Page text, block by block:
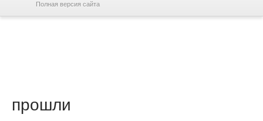
Полная версия сайта
прошли